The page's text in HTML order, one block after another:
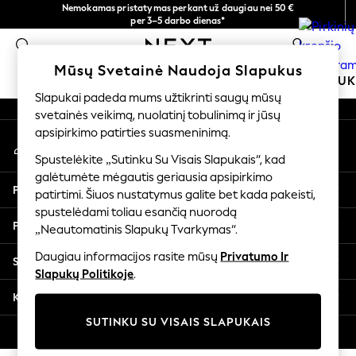
Nemokamas pristatymas perkant už daugiau nei 50 €
per 3–5 darbo dienas*
Dabar galite apsipirkti lietuvių kalba!
0
MOKYKLINĖ APRANGA MERGAITĖMS
SCHOOLWEAR
All Boys Schoolwear
Shoes
Trousers
Shorts
Shirts
Polo Shirts
Sweatshirts & Jumpers
Coats & Jackets
Underwear
Multipacks
All Boys Sport & Swimwear
An error occurred on client
Mūsų socialiniai tinklai
Mano paskyra
Prisijunkite prie savo paskyros
Pagalba
Privatumas ir teisinė informacija
Skyriai
Kitos paslaugos
Mūsų Svetainė Naudoja Slapukus
Slapukai padeda mums užtikrinti saugų mūsų
svetainės veikimą, nuolatinį tobulinimą ir jūsų
apsipirkimo patirties suasmeninimą.
Spustelėkite „Sutinku Su Visais Slapukais“, kad
galėtumėte mėgautis geriausia apsipirkimo
patirtimi. Šiuos nustatymus galite bet kada pakeisti,
spustelėdami toliau esančią nuorodą
„Neautomatinis Slapukų Tvarkymas“.
Daugiau informacijos rasite mūsų Privatumo Ir
Slapukų Politikoje.
SUTINKU SU VISAIS SLAPUKAIS